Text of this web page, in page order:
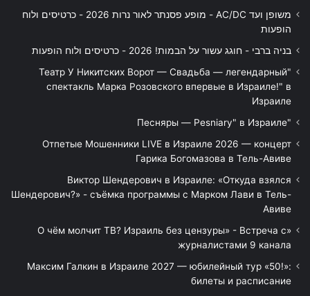
משופן ועד AC/DC - מופע פסנתר לאור נרות 2026 - כרטיסים ולוח
הופעות
בניה ברבי - חוגג עשור על הבמות! 2026 - כרטיסים ולוח הופעות
"Театр У Никитских Ворот — Свадьба — легендарный
спектакль Марка Розовского впервые в Израиле!" в
Израиле
"Песняры — Pesniary" в Израиле
Отпетые Мошенники LIVE в Израиле 2026 — концерт
Гарика Богомазова в Тель-Авиве
Виктор Шендерович в Израиле: «Откуда взялся
Шендерович?» - съёмка программы с Марком Лави в Тель-
Авиве
«О чём молчит ТВ? Израиль без цензуры» - Встреча с
журналистами 9 канала
Максим Галкин в Израиле 2027 — юбилейный тур «50!»:
билеты и расписание